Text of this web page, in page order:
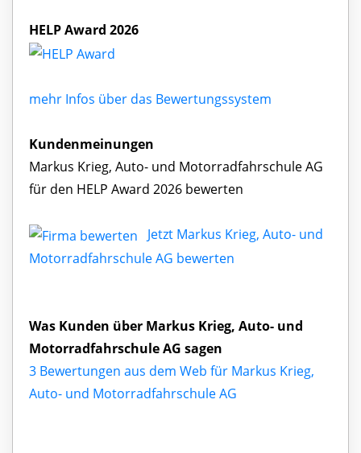
HELP Award 2026
mehr Infos über das Bewertungssystem
Kundenmeinungen
Markus Krieg, Auto- und Motorradfahrschule AG
für den HELP Award 2026 bewerten
Jetzt Markus Krieg, Auto- und
Motorradfahrschule AG bewerten
Was Kunden über Markus Krieg, Auto- und
Motorradfahrschule AG sagen
3 Bewertungen aus dem Web für Markus Krieg,
Auto- und Motorradfahrschule AG